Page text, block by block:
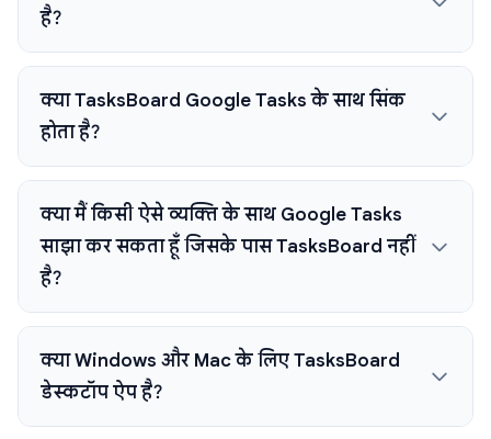
है?
क्या TasksBoard Google Tasks के साथ सिंक
होता है?
क्या मैं किसी ऐसे व्यक्ति के साथ Google Tasks
साझा कर सकता हूँ जिसके पास TasksBoard नहीं
है?
क्या Windows और Mac के लिए TasksBoard
डेस्कटॉप ऐप है?